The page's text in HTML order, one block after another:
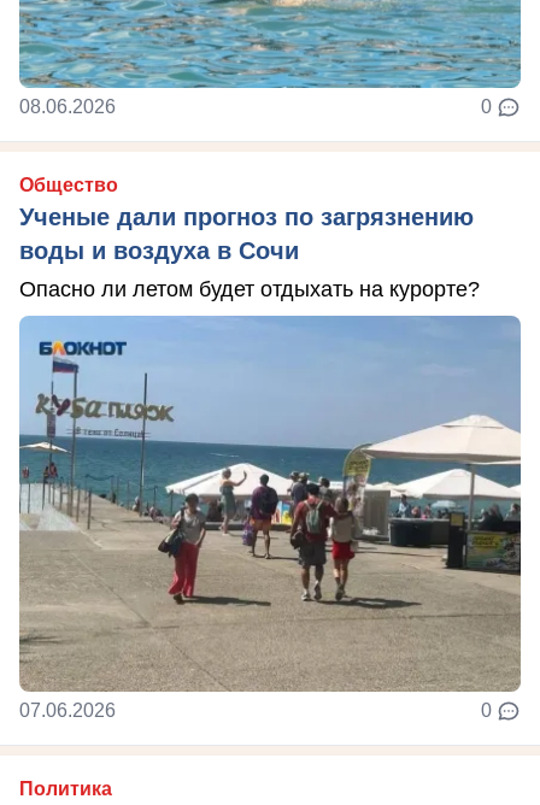
08.06.2026 0
Общество
Ученые дали прогноз по загрязнению
воды и воздуха в Сочи
Опасно ли летом будет отдыхать на курорте?
07.06.2026 0
Политика